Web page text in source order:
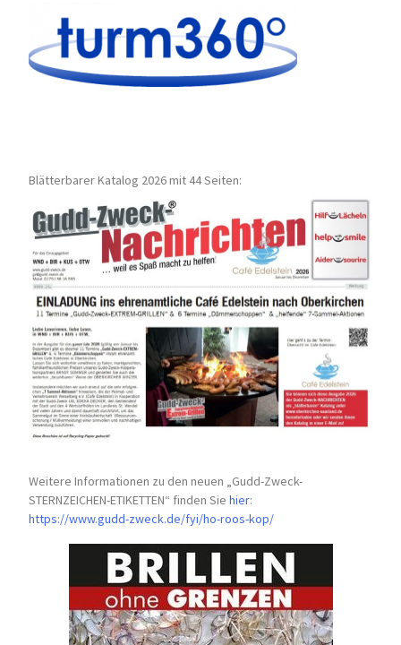
Blätterbarer Katalog 2026 mit 44 Seiten:
Weitere Informationen zu den neuen „Gudd-Zweck-
STERNZEICHEN-ETIKETTEN“ finden Siehier:
https://www.gudd-zweck.de/fyi/ho-roos-kop/